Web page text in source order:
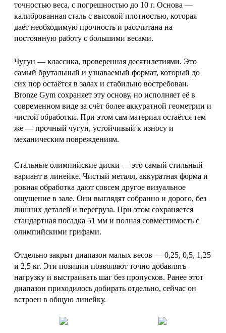
точностью веса, с погрешностью до 10 г. Основа —
калиброванная сталь с высокой плотностью, которая
даёт необходимую прочность и рассчитана на
постоянную работу с большими весами.
Чугун — классика, проверенная десятилетиями. Это
самый брутальный и узнаваемый формат, который до
сих пор остаётся в залах и стабильно востребован.
Bronze Gym сохраняет эту основу, но исполняет её в
современном виде за счёт более аккуратной геометрии и
чистой обработки. При этом сам материал остаётся тем
же — прочный чугун, устойчивый к износу и
механическим повреждениям.
Стальные олимпийские диски — это самый стильный
вариант в линейке. Чистый металл, аккуратная форма и
ровная обработка дают совсем другое визуальное
ощущение в зале. Они выглядят собранно и дорого, без
лишних деталей и перегруза. При этом сохраняется
стандартная посадка 51 мм и полная совместимость с
олимпийскими грифами.
Отдельно закрыт диапазон малых весов — 0,25, 0,5, 1,25
и 2,5 кг. Эти позиции позволяют точно добавлять
нагрузку и выстраивать шаг без пропусков. Ранее этот
диапазон приходилось добирать отдельно, сейчас он
встроен в общую линейку.